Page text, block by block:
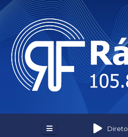
Skip
to
content
Direto